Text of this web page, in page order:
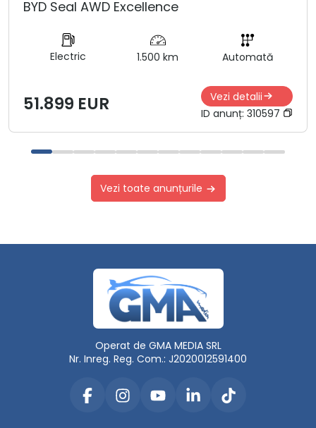
BYD Seal AWD Excellence
Electric 1.500 km Automată
51.899 EUR
Vezi detalii
ID anunț: 310597
Vezi toate anunțurile
Operat de GMA MEDIA SRL
Nr. Inreg. Reg. Com.: J2020012591400